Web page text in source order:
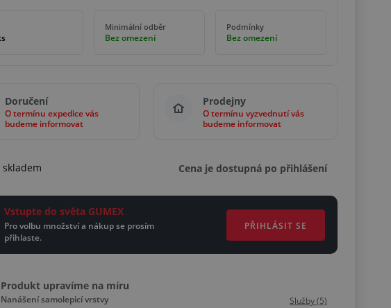
Minimální odběr
Bez omezení
Podmínky
Bez omezení
Doručení
O termínu expedice vás
budeme informovat
Prodejny
O termínu vyzvednutí vás
budeme informovat
skladem Cena je dostupná po přihlášení
Vstupte do světa GUMEX
Pro volbu množství a nákup se prosím
přihlaste.
PŘIHLÁSIT SE
Produkt upravíme na míru
Nanášení samolepicí vrstvy Služby (5)